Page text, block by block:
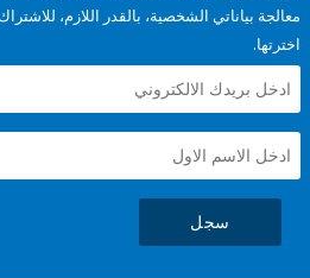
الشخصية، بالقدر اللازم، للاشتراك في